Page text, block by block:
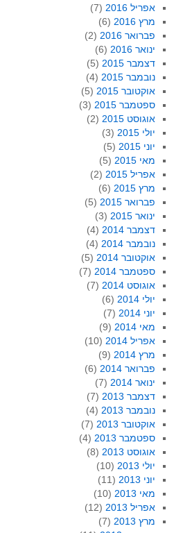
אפריל 2016
(7)
מרץ 2016
(6)
פברואר 2016
(2)
ינואר 2016
(6)
דצמבר 2015
(5)
נובמבר 2015
(4)
אוקטובר 2015
(5)
ספטמבר 2015
(3)
אוגוסט 2015
(2)
יולי 2015
(3)
יוני 2015
(5)
מאי 2015
(5)
אפריל 2015
(2)
מרץ 2015
(6)
פברואר 2015
(5)
ינואר 2015
(3)
דצמבר 2014
(4)
נובמבר 2014
(4)
אוקטובר 2014
(5)
ספטמבר 2014
(7)
אוגוסט 2014
(7)
יולי 2014
(6)
יוני 2014
(7)
מאי 2014
(9)
אפריל 2014
(10)
מרץ 2014
(9)
פברואר 2014
(6)
ינואר 2014
(7)
דצמבר 2013
(7)
נובמבר 2013
(4)
אוקטובר 2013
(7)
ספטמבר 2013
(4)
אוגוסט 2013
(8)
יולי 2013
(10)
יוני 2013
(11)
מאי 2013
(10)
אפריל 2013
(12)
מרץ 2013
(7)